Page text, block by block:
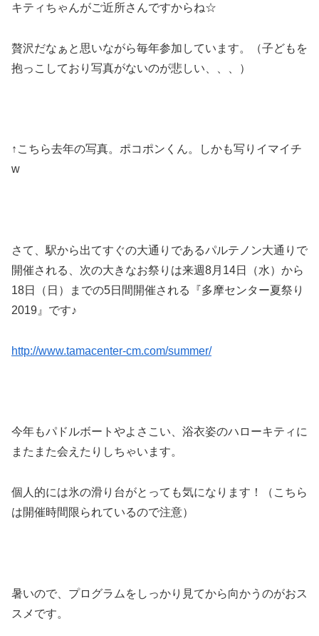
キティちゃんがご近所さんですからね☆
贅沢だなぁと思いながら毎年参加しています。（子どもを
抱っこしており写真がないのが悲しい、、、）
↑こちら去年の写真。ポコポンくん。しかも写りイマイチ
w
さて、駅から出てすぐの大通りであるパルテノン大通りで
開催される、次の大きなお祭りは来週8月14日（水）から
18日（日）までの5日間開催される『多摩センター夏祭り
2019』です♪
http://www.tamacenter-cm.com/summer/
今年もパドルボートやよさこい、浴衣姿のハローキティに
またまた会えたりしちゃいます。
個人的には氷の滑り台がとっても気になります！（こちら
は開催時間限られているので注意）
暑いので、プログラムをしっかり見てから向かうのがおス
スメです。